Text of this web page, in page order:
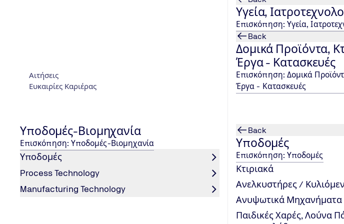
Αιτήσεις
Ευκαιρίες Καριέρας
Υγεία,
Επισκόπηση: Υγεία,
Back
Δομικά Προϊόντα,
Έργα - Κατασκευές
Επισκόπηση: Δομικά
Έργα - Κατασκευές
Υποδομές-Βιομηχανία
Επισκόπηση: Υποδομές-Βιομηχανία
Υποδομές
Process Technology
Manufacturing Technology
Back
Υποδομές
Επισκόπηση: Υποδομές
Κτιριακά
Ανελκυστήρες /
Ανυψωτικά Μηχανήματα
Παιδικές Χαρές, Λούνα
ΣΤΟΙΧΕΊΑ ΕΠΙΚΟΙΝΩΝΊΑΣ
Αποστολή email
Φόρμα Επικοινωνίας
TÜV NORD Παγκoσμίως
ΓΕΜΗ 2168701000